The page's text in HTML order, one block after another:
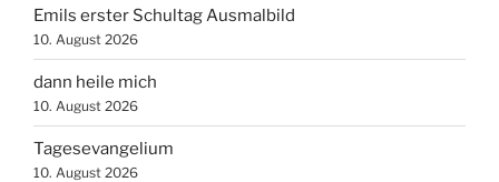
Emils erster Schultag Ausmalbild
10. August 2026
dann heile mich
10. August 2026
Tagesevangelium
10. August 2026